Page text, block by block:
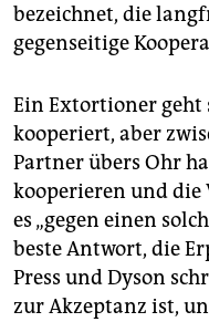
bezeichnet, die
gegenseitige
Ein Extortioner geht
kooperiert, aber
Partner übers Ohr
kooperieren und die
es „gegen einen
beste Antwort, die
Press und Dyson
zur Akzeptanz ist,